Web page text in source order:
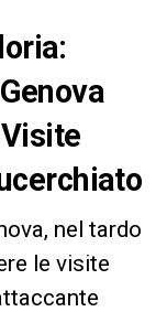
nel tardo
le visite